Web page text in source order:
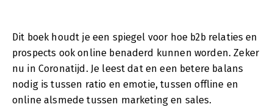
Dit boek houdt je een spiegel voor hoe b2b relaties en
prospects ook online benaderd kunnen worden. Zeker
nu in Coronatijd. Je leest dat en een betere balans
nodig is tussen ratio en emotie, tussen offline en
online alsmede tussen marketing en sales.